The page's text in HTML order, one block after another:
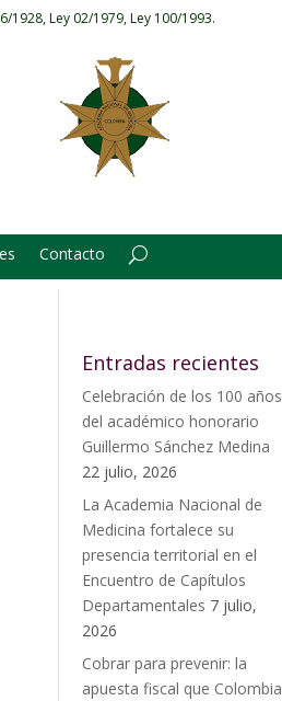
Ley 02/1979, Ley 100/1993.
Contacto
Entradas recientes
Celebración de los 100 años
del académico honorario
Guillermo Sánchez Medina
22 julio, 2026
La Academia Nacional de
Medicina fortalece su
presencia territorial en el
Encuentro de Capítulos
Departamentales 7 julio,
2026
Cobrar para prevenir: la
apuesta fiscal que Colombia